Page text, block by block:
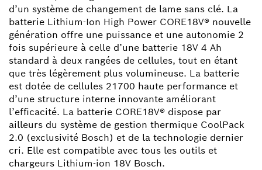
d’un système de changement de lame sans clé. La
batterie Lithium-Ion High Power CORE18V® nouvelle
génération offre une puissance et une autonomie 2
fois supérieure à celle d’une batterie 18V 4 Ah
standard à deux rangées de cellules, tout en étant
que très légèrement plus volumineuse. La batterie
est dotée de cellules 21700 haute performance et
d’une structure interne innovante améliorant
l’efficacité. La batterie CORE18V® dispose par
ailleurs du système de gestion thermique CoolPack
2.0 (exclusivité Bosch) et de la technologie dernier
cri. Elle est compatible avec tous les outils et
chargeurs Lithium-ion 18V Bosch.